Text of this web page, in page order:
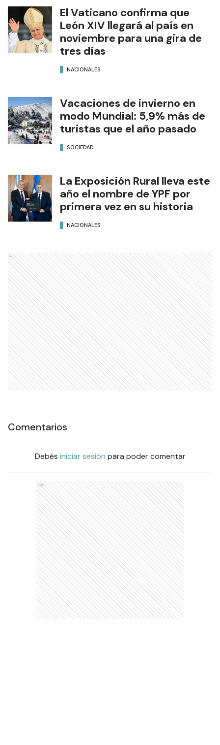
El Vaticano confirma que
León XIV llegará al país en
noviembre para una gira de
tres días
NACIONALES
Vacaciones de invierno en
modo Mundial: 5,9% más de
turistas que el año pasado
SOCIEDAD
La Exposición Rural lleva este
año el nombre de YPF por
primera vez en su historia
NACIONALES
Ads
Comentarios
Debés iniciar sesión para poder comentar
Ads